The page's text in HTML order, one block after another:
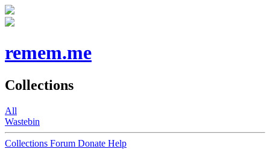
remem.me
Collections
All
Wastebin
Collections Forum Donate Help